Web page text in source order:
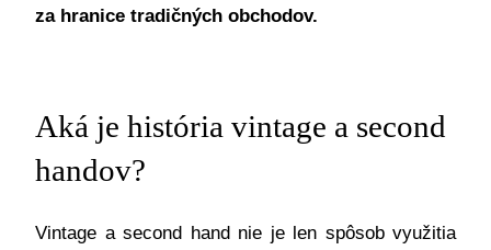
za hranice tradičných obchodov.
Aká je história vintage a second
handov?
Vintage a second hand nie je len spôsob využitia